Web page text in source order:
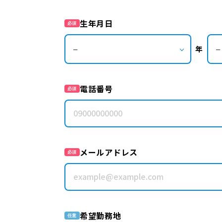
必須 生年月日
年
必須 電話番号
必須 メールアドレス
任意 希望勤務地